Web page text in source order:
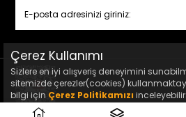
Çerez Kullanımı
Sizlere en iyi alışveriş deneyimini
sitemizde çerezler(cookies)
bilgi için Çerez Politikamızı